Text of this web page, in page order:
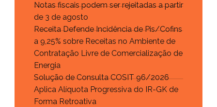
Notas fiscais podem ser rejeitadas a partir
de 3 de agosto
Receita Defende Incidência de Pis/Cofins
a 9,25% sobre Receitas no Ambiente de
Contratação Livre de Comercialização de
Energia
Solução de Consulta COSIT 96/2026
Aplica Alíquota Progressiva do IR-GK de
Forma Retroativa